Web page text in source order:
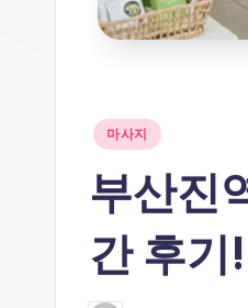
Posted
마사지
부산진
간 후기!